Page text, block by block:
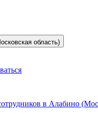
область)
в Алабино